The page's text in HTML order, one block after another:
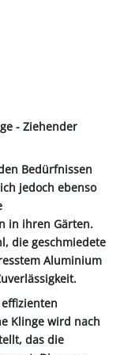
- Ziehender
Bedürfnissen
jedoch ebenso
in ihren Gärten.
die geschmiedete
Aluminium
Klinge wird nach
das die